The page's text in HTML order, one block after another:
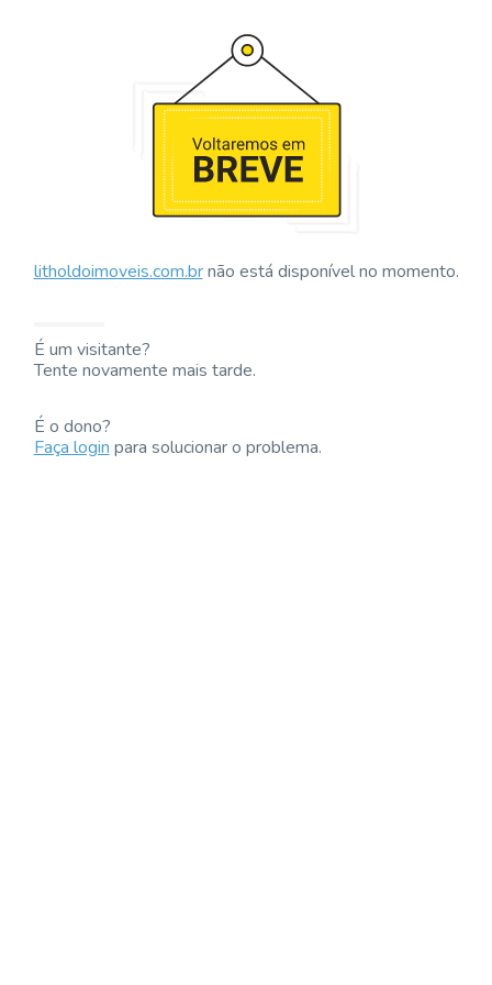
litholdoimoveis.com.brnão está disponível no momento.
É um visitante?
Tente novamente mais tarde.
É o dono?
Faça loginpara solucionar o problema.